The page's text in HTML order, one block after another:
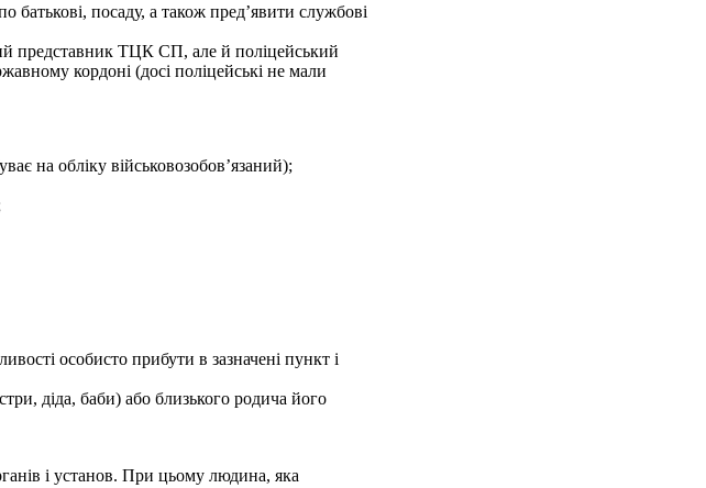
батькові, посаду, а також пред’явити службові
представник ТЦК СП, але й поліцейський
кордоні (досі поліцейські не мали
на обліку військовозобов’язаний);
особисто прибути в зазначені пункт і
діда, баби) або близького родича його
і установ. При цьому людина, яка